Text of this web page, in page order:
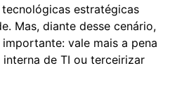
estratégicas
Mas, diante desse cenário,
vale mais a pena
de TI ou terceirizar